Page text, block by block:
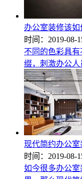
办公室装修该
时间：2019-08-
不同的色彩具
缀，刺激办公
现代简约办公室
时间：2019-08-
如今很多办公